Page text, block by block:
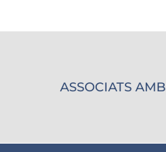
ASSOCIATS AMB